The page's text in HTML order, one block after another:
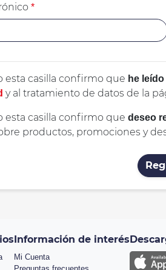
*
esta casilla confirmo que he
y al tratamiento de datos de la
esta casilla confirmo que deseo
productos, promociones y
Información de interés
Mi Cuenta